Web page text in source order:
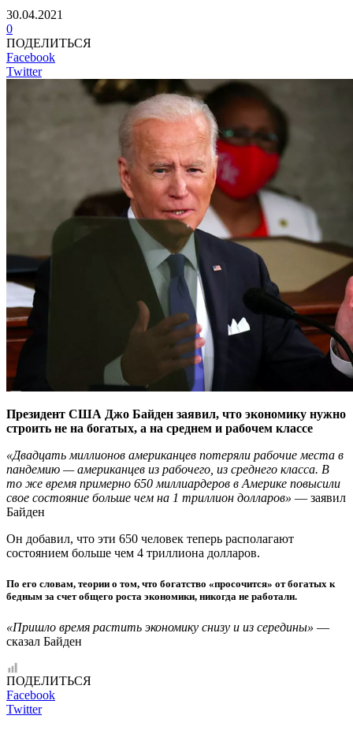
30.04.2021
0
ПОДЕЛИТЬСЯ
Facebook
Twitter
Президент США Джо Байден заявил, что экономику нужно
строить не на богатых, а на среднем и рабочем классе
«Двадцать миллионов американцев потеряли рабочие места в
пандемию — американцев из рабочего, из среднего класса. В
то же время примерно 650 миллиардеров в Америке повысили
свое состояние больше чем на 1 триллион долларов» — заявил
Байден
Он добавил, что эти 650 человек теперь располагают
состоянием больше чем 4 триллиона долларов.
По его словам, теории о том, что богатство «просочится» от богатых к
бедным за счет общего роста экономики, никогда не работали.
«Пришло время растить экономику снизу и из середины» —
сказал Байден
ПОДЕЛИТЬСЯ
Facebook
Twitter